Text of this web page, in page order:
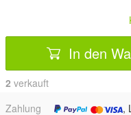
In den
2 verkauft
Zahlung
,